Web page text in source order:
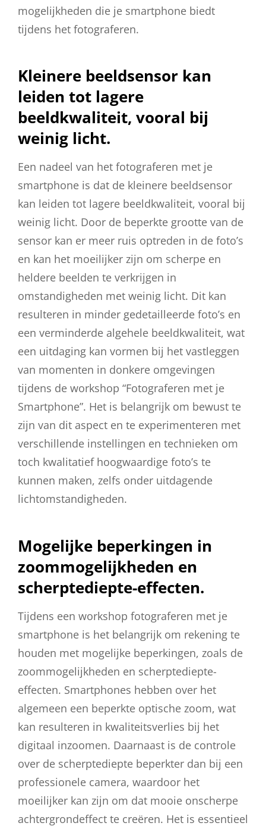
mogelijkheden die je smartphone biedt
tijdens het fotograferen.
Kleinere beeldsensor kan
leiden tot lagere
beeldkwaliteit, vooral bij
weinig licht.
Een nadeel van het fotograferen met je
smartphone is dat de kleinere beeldsensor
kan leiden tot lagere beeldkwaliteit, vooral bij
weinig licht. Door de beperkte grootte van de
sensor kan er meer ruis optreden in de foto’s
en kan het moeilijker zijn om scherpe en
heldere beelden te verkrijgen in
omstandigheden met weinig licht. Dit kan
resulteren in minder gedetailleerde foto’s en
een verminderde algehele beeldkwaliteit, wat
een uitdaging kan vormen bij het vastleggen
van momenten in donkere omgevingen
tijdens de workshop “Fotograferen met je
Smartphone”. Het is belangrijk om bewust te
zijn van dit aspect en te experimenteren met
verschillende instellingen en technieken om
toch kwalitatief hoogwaardige foto’s te
kunnen maken, zelfs onder uitdagende
lichtomstandigheden.
Mogelijke beperkingen in
zoommogelijkheden en
scherptediepte-effecten.
Tijdens een workshop fotograferen met je
smartphone is het belangrijk om rekening te
houden met mogelijke beperkingen, zoals de
zoommogelijkheden en scherptediepte-
effecten. Smartphones hebben over het
algemeen een beperkte optische zoom, wat
kan resulteren in kwaliteitsverlies bij het
digitaal inzoomen. Daarnaast is de controle
over de scherptediepte beperkter dan bij een
professionele camera, waardoor het
moeilijker kan zijn om dat mooie onscherpe
achtergrondeffect te creëren. Het is essentieel